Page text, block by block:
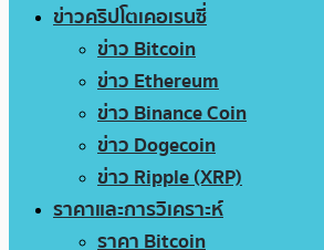
ข่าวคริปโตเคอเรนซี่
ข่าว Bitcoin
ข่าว Ethereum
ข่าว Binance Coin
ข่าว Dogecoin
ข่าว Ripple (XRP)
ราคาและการวิเคราะห์
ราคา Bitcoin